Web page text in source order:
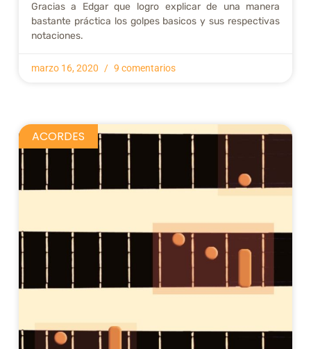
Gracias a Edgar que logro explicar de una manera
bastante práctica los golpes basicos y sus respectivas
notaciones.
marzo 16, 2020 9 comentarios
ACORDES